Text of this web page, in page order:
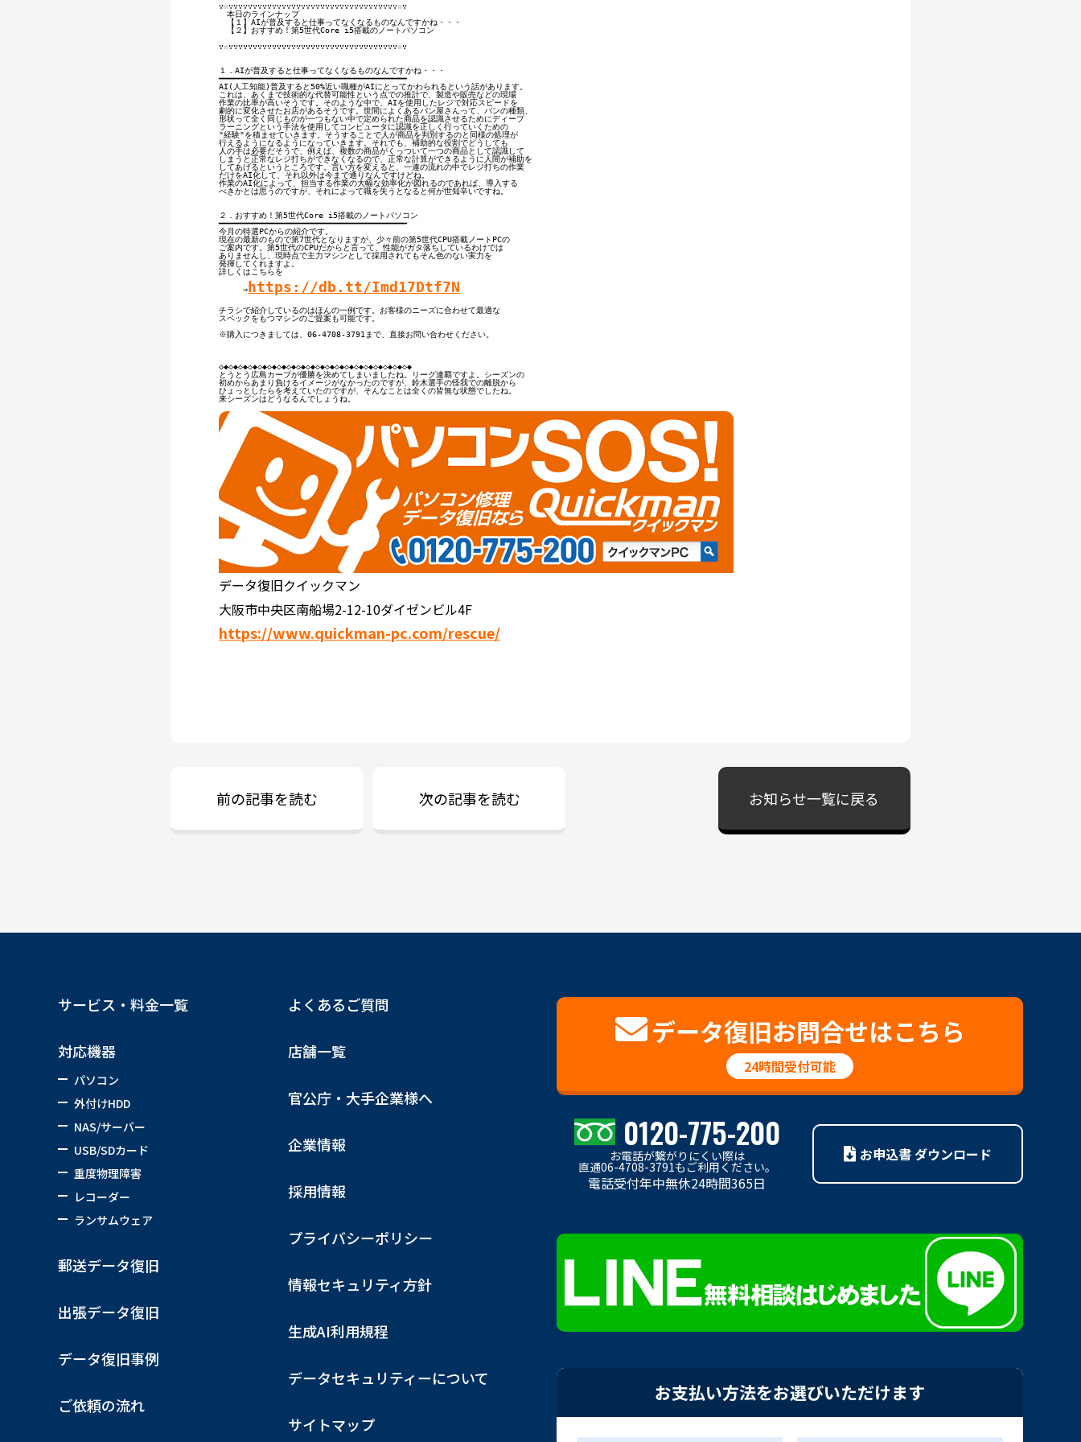
∵☆∵∵∵∵∵∵∵∵∵∵∵∵∵∵∵∵∵∵∵∵∵∵∵∵∵∵∵∵∵∵∵∵∵∵∵☆∵
本日のラインナップ
【１】AIが普及すると仕事ってなくなるものなんですかね・・・
【２】おすすめ！第5世代Core i5搭載のノートパソコン
∵☆∵∵∵∵∵∵∵∵∵∵∵∵∵∵∵∵∵∵∵∵∵∵∵∵∵∵∵∵∵∵∵∵∵∵∵☆∵
１．AIが普及すると仕事ってなくなるものなんですかね・・・
━━━━━━━━━━━━━━━━━━━━━━━━━━━━━━━━━━━━━━━
AI(人工知能)普及すると50%近い職種がAIにとってかわられるという話があります。
これは、あくまで技術的な代替可能性という点での推計で、製造や販売などの現場
作業の比率が高いそうです。そのような中で、AIを使用したレジで対応スピードを
劇的に変化させたお店があるそうです。世間によくあるパン屋さんって、パンの種類、
形状って全く同じものが一つもない中で定められた商品を認識させるためにディープ
ラーニングという手法を使用してコンピュータに認識を正しく行っていくための
"経験"を積ませていきます。そうすることで人が商品を判別するのと同様の処理が
行えるようになるようになっていきます。それでも、補助的な役割でどうしても
人の手は必要だそうで、例えば、複数の商品がくっついて一つの商品として認識して
しまうと正常なレジ打ちができなくなるので、正常な計算ができるように人間が補助を
してあげるというところです。言い方を変えると、一連の流れの中でレジ打ちの作業
だけをAI化して、それ以外は今まで通りなんですけどね。
作業のAI化によって、担当する作業の大幅な効率化が図れるのであれば、導入する
べきかとは思うのですが、それによって職を失うとなると何が世知辛いですね。
２．おすすめ！第5世代Core i5搭載のノートパソコン
━━━━━━━━━━━━━━━━━━━━━━━━━━━━━━━━━━━━━━━
今月の特選PCからの紹介です。
現在の最新のもので第7世代となりますが、少々前の第5世代CPU搭載ノートPCの
ご案内です。第5世代のCPUだからと言って、性能がガタ落ちしているわけでは
ありませんし、現時点で主力マシンとして採用されてもそん色のない実力を
発揮してくれますよ。
詳しくはこちらを
→ https://db.tt/Imd17Dtf7N
チラシで紹介しているのはほんの一例です。お客様のニーズに合わせて最適な
スペックをもつマシンのご提案も可能です。
※購入につきましては、06-4708-3791まで、直接お問い合わせください。
◇◆◇◆◇◆◇◆◇◆◇◆◇◆◇◆◇◆◇◆◇◆◇◆◇◆◇◆◇◆◇◆◇◆◇◆◇◆◇◆
とうとう広島カープが優勝を決めてしまいましたね。リーグ連覇ですよ。シーズンの
初めからあまり負けるイメージがなかったのですが、鈴木選手の怪我での離脱から
ひょっとしたらを考えていたのですが、そんなことは全くの皆無な状態でしたね。
来シーズンはどうなるんでしょうね。
データ復旧クイックマン
大阪市中央区南船場2-12-10ダイゼンビル4F
https://www.quickman-pc.com/rescue/
前の記事を読む 次の記事を読む お知らせ一覧に戻る
サービス・料金一覧
対応機器
パソコン
外付けHDD
NAS/サーバー
USB/SDカード
重度物理障害
レコーダー
ランサムウェア
郵送データ復旧
出張データ復旧
データ復旧事例
ご依頼の流れ
よくあるご質問
店舗一覧
官公庁・大手企業様へ
企業情報
採用情報
プライバシーポリシー
情報セキュリティ方針
生成AI利用規程
データセキュリティーについて
サイトマップ
データ復旧お問合せはこちら
24時間受付可能
0120-775-200
お電話が繋がりにくい際は
直通06-4708-3791もご利用ください。
電話受付年中無休24時間365日
お申込書 ダウンロード
お支払い方法をお選びいただけます